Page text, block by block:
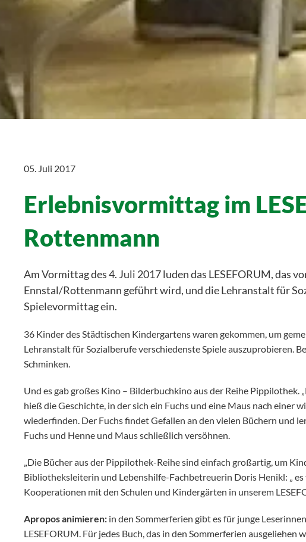
05. Juli 2017
Erlebnisvormittag im
Rottenmann
Am Vormittag des 4. Juli 2017 luden das LESEFORUM, das
Ennstal/Rottenmann geführt wird, und die Lehranstalt für
Spielevormittag ein.
36 Kinder des Städtischen Kindergartens waren gekommen, um
Lehranstalt für Sozialberufe verschiedenste Spiele auszuprobieren.
Schminken.
Und es gab großes Kino – Bilderbuchkino aus der Reihe
hieß die Geschichte, in der sich ein Fuchs und eine Maus nach einer
wiederfinden. Der Fuchs findet Gefallen an den vielen Büchern und
Fuchs und Henne und Maus schließlich versöhnen.
„Die Bücher aus der Pippilothek-Reihe sind einfach großartig, um
Bibliotheksleiterin und Lebenshilfe-Fachbetreuerin Doris Henikl: „
Kooperationen mit den Schulen und Kindergärten in unserem
Apropos animieren: in den Sommerferien gibt es für junge
LESEFORUM. Für jedes Buch, das in den Sommerferien ausgeliehen